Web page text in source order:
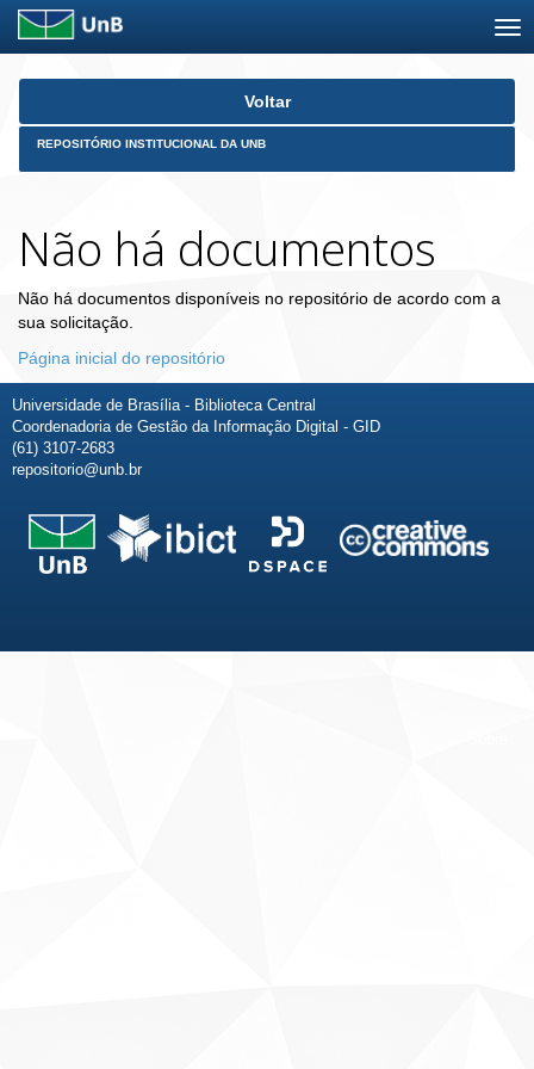
Skip
Voltar
REPOSITÓRIO INSTITUCIONAL DA UNB
Não há documentos
Não há documentos disponíveis no repositório de acordo com a
sua solicitação.
Página inicial do repositório
Universidade de Brasília - Biblioteca Central
Coordenadoria de Gestão da Informação Digital - GID
(61) 3107-2683
repositorio@unb.br